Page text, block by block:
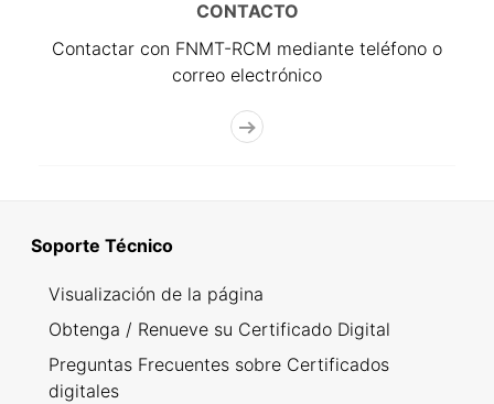
CONTACTO
Contactar con FNMT-RCM mediante teléfono o
correo electrónico
Soporte Técnico
Visualización de la página
Obtenga / Renueve su Certificado Digital
Preguntas Frecuentes sobre Certificados
digitales